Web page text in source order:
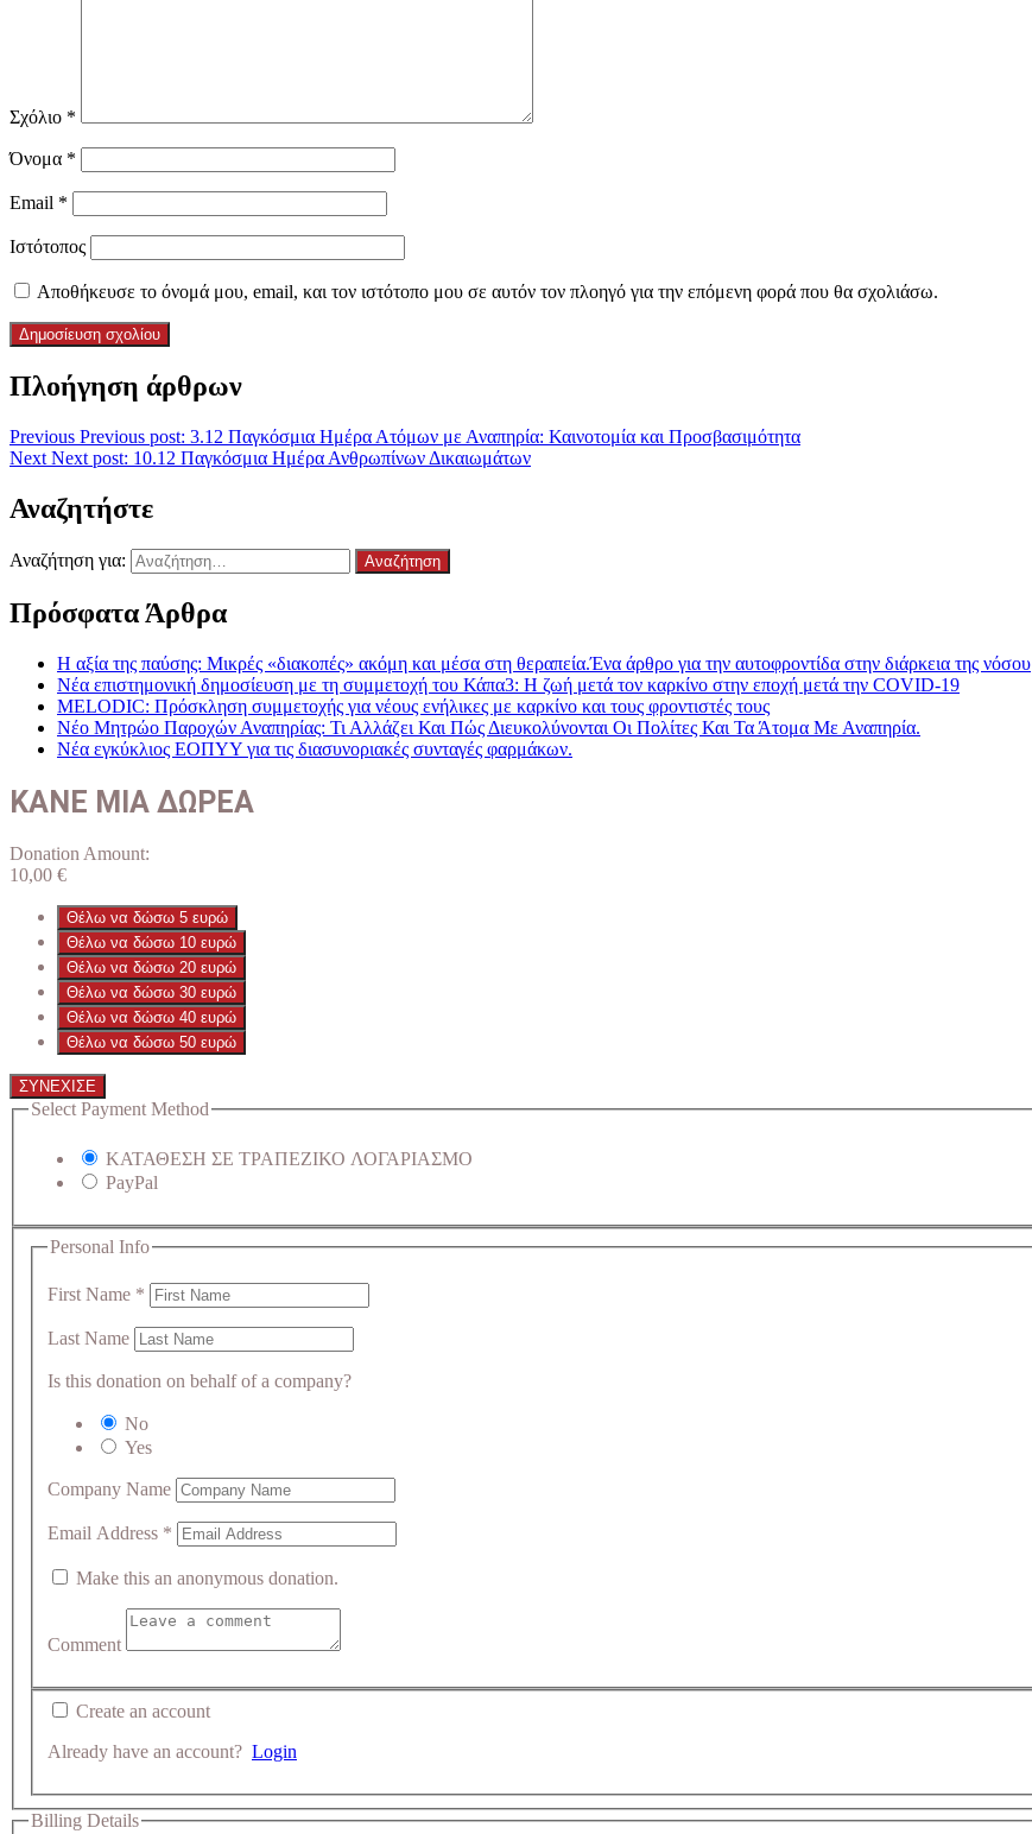
Σχόλιο *
Όνομα *
Email *
Ιστότοπος
Αποθήκευσε το όνομά μου, email, και τον ιστότοπο μου σε αυτόν τον πλοηγό για την επόμενη φορά που θα σχολιάσω.
Πλοήγηση άρθρων
Previous Previous post: 3.12 Παγκόσμια Ημέρα Ατόμων με Αναπηρία: Καινοτομία και Προσβασιμότητα
Next Next post: 10.12 Παγκόσμια Ημέρα Ανθρωπίνων Δικαιωμάτων
Αναζητήστε
Αναζήτηση για:
Πρόσφατα Άρθρα
Η αξία της παύσης: Μικρές «διακοπές» ακόμη και μέσα στη θεραπεία.Ένα άρθρο για την αυτοφροντίδα στην διάρκεια της νόσου
Νέα επιστημονική δημοσίευση με τη συμμετοχή του Κάπα3: Η ζωή μετά τον καρκίνο στην εποχή μετά την COVID-19
MELODIC: Πρόσκληση συμμετοχής για νέους ενήλικες με καρκίνο και τους φροντιστές τους
Νέο Μητρώο Παροχών Αναπηρίας: Τι Αλλάζει Και Πώς Διευκολύνονται Οι Πολίτες Και Τα Άτομα Με Αναπηρία.
Νέα εγκύκλιος ΕΟΠΥΥ για τις διασυνοριακές συνταγές φαρμάκων.
ΚΑΝΕ ΜΙΑ ΔΩΡΕΑ
Donation Amount:
10,00 €
Θέλω να δώσω 5 ευρώ
Θέλω να δώσω 10 ευρώ
Θέλω να δώσω 20 ευρώ
Θέλω να δώσω 30 ευρώ
Θέλω να δώσω 40 ευρώ
Θέλω να δώσω 50 ευρώ
ΣΥΝΕΧΙΣΕ
Select Payment Method
ΚΑΤΑΘΕΣΗ ΣΕ ΤΡΑΠΕΖΙΚΟ ΛΟΓΑΡΙΑΣΜΟ
PayPal
Personal Info
First Name *
Last Name
Is this donation on behalf of a company?
No
Yes
Company Name
Email Address *
Make this an anonymous donation.
Comment
Create an account
Already have an account? Login
Billing Details